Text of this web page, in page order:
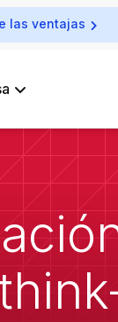
las ventajas